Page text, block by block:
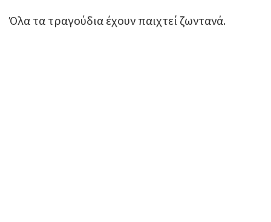
Όλα τα τραγούδια έχουν παιχτεί ζωντανά.